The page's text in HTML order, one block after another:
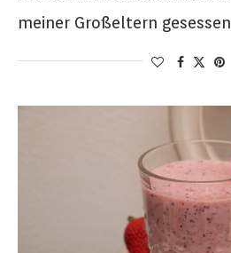
meiner Großeltern